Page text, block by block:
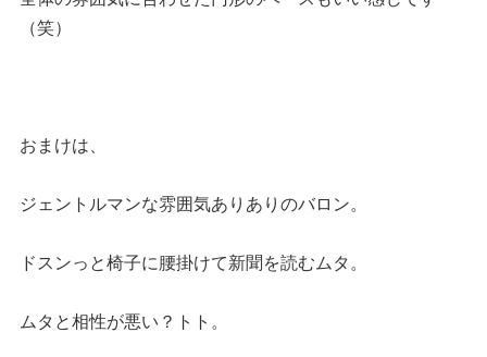
（笑）
おまけは、
ジェントルマンな雰囲気ありありのバロン。
ドスンっと椅子に腰掛けて新聞を読むムタ。
ムタと相性が悪い？トト。